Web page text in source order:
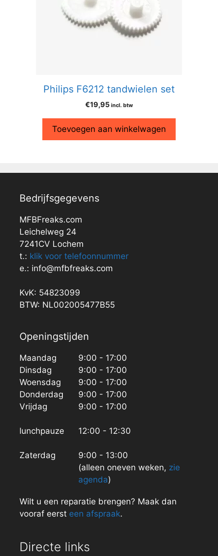
Philips F6212 tandwielen set
€19,95 incl. btw
Toevoegen aan winkelwagen
Bedrijfsgegevens
MFBFreaks.com
Leichelweg 24
7241CV Lochem
t.: klik voor telefoonnummer
e.: info@mfbfreaks.com
KvK: 54823099
BTW: NL002005477B55
Openingstijden
Maandag
Dinsdag
Woensdag
Donderdag
Vrijdag
lunchpauze
Zaterdag
9:00 - 17:00
9:00 - 17:00
9:00 - 17:00
9:00 - 17:00
9:00 - 17:00
12:00 - 12:30
9:00 - 13:00
(alleen oneven weken, zie
agenda)
Wilt u een reparatie brengen? Maak dan
vooraf eerst een afspraak.
Directe links